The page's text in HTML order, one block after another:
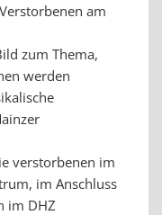
am
zum Thema,
werden
verstorbenen im
im Anschluss
im DHZ